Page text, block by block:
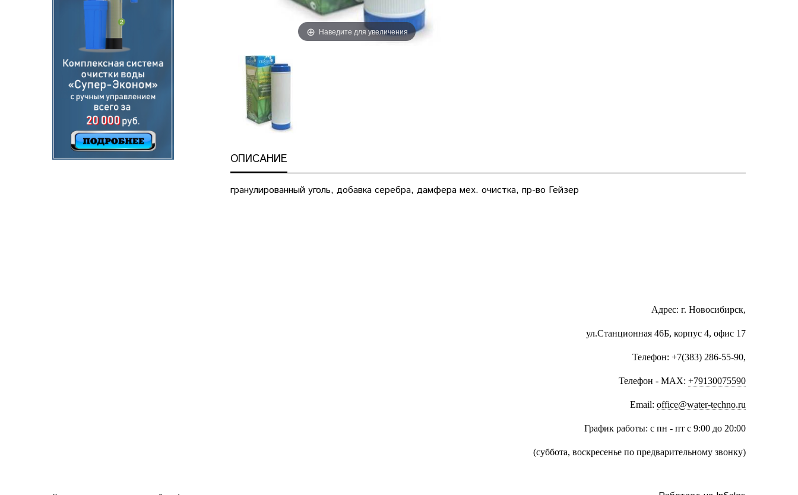
Наведите для увеличения
ОПИСАНИЕ
гранулированный уголь, добавка серебра, дамфера мех. очистка, пр-во Гейзер
Адрес: г. Новосибирск,
ул.Станционная 46Б, корпус 4, офис 17
Телефон: +7(383) 286-55-90,
Телефон - MAX: +79130075590
Email: office@water-techno.ru
График работы: с пн - пт с 9:00 до 20:00
(суббота, воскресенье по предварительному звонку)